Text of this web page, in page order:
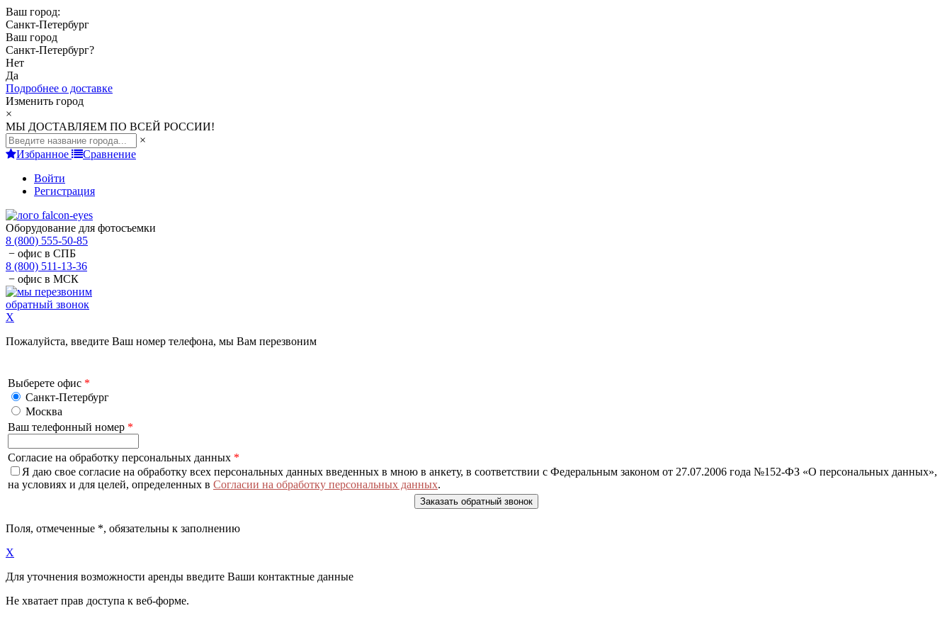
Ваш город:
Санкт-Петербург
Ваш город
Санкт-Петербург?
Нет
Да
Подробнее о доставке
Изменить город
×
МЫ ДОСТАВЛЯЕМ ПО ВСЕЙ РОССИИ!
×
Избранное
Сравнение
Войти
Регистрация
Оборудование для фотосъемки
8 (800) 555-50-85
− офис в СПБ
8 (800) 511-13-36
− офис в МСК
обратный звонок
X
Пожалуйста, введите Ваш номер телефона, мы Вам перезвоним
Выберете офис *
Санкт-Петербург
Москва
Ваш телефонный номер *
Согласие на обработку персональных данных *
Я даю свое согласие на обработку всех персональных данных введенных в мною в анкету, в соответствии с Федеральным законом от 27.07.2006 года №152-ФЗ «О персональных данных»,
на условиях и для целей, определенных в Согласии на обработку персональных данных.
Поля, отмеченные *, обязательны к заполнению
X
Для уточнения возможности аренды введите Ваши контактные данные
Не хватает прав доступа к веб-форме.